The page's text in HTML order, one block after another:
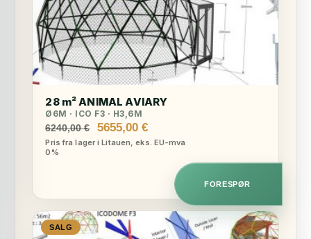
28 m² ANIMAL AVIARY
Ø6M · ICO F3 · H3,6M
6240,00€
Opprinnelig
pris
5655,00€Nåværende
pris
5655,00 €.
Pris fra lager i Litauen, eks. EU-mva
0%
FORESPØR
SALG